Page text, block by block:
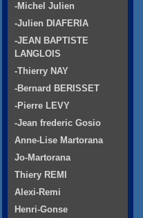
-Michel Julien
-Julien DIAFERIA
-JEAN BAPTISTE
LANGLOIS
-Thierry NAY
-Bernard BERISSET
-Pierre LEVY
-Jean frederic Gosio
Anne-Lise Martorana
Jo-Martorana
Thiery REMI
Alexi-Remi
Henri-Gonse